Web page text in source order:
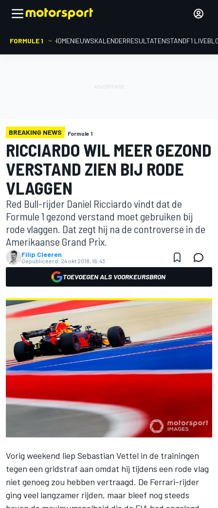
FORMULE 1 HOMENIEUWSKALENDERRESULTATENSTANDF1
BREAKING NEWS Formule 1
RICCIARDO WIL MEER GEZOND
VERSTAND ZIEN BIJ RODE
VLAGGEN
Red Bull-rijder Daniel Ricciardo vindt dat de
Formule 1 gezond verstand moet gebruiken bij
rode vlaggen. Dat zegt hij na de controverse in de
Amerikaanse Grand Prix.
Filip Cleeren
Gepubliceerd: 24 okt 2018, 16:43
TOEVOEGEN ALS VOORKEURSBRON
Vorig weekend liep Sebastian Vettel in de trainingen
tegen een gridstraf aan omdat hij tijdens een rode vlag
niet genoeg zou hebben vertraagd. De Ferrari-rijder
ging veel langzamer rijden, maar bleef nog steeds